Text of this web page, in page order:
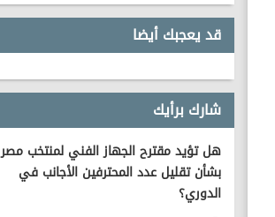
قد يعجبك أيضا
شارك برأيك
هل تؤيد مقترح الجهاز الفني لمنتخب مصر
بشأن تقليل عدد المحترفين الأجانب في
الدوري؟